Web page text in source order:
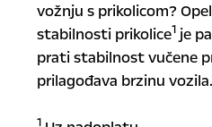
vožnju s prikolicom?
stabilnosti prikolice1je
prati stabilnost vučene
prilagođava brzinu vozila.
1